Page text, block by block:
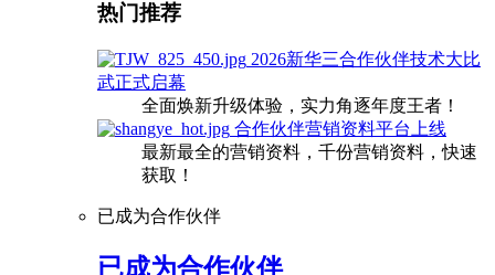
热门推荐
2026新华三合作伙伴技术大比
武正式启幕
全面焕新升级体验，实力角逐年度王者！
合作伙伴营销资料平台上线
最新最全的营销资料，千份营销资料，快速
获取！
已成为合作伙伴
已成为合作伙伴